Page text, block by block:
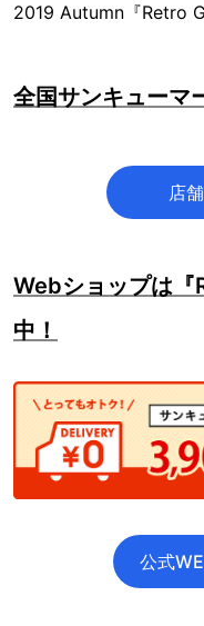
2019 Autumn『Retro
全国サンキューマ
店舗
Webショップは
中！
公式